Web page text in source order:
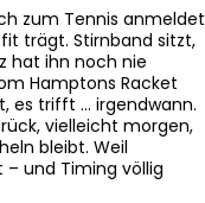
zum Tennis anmeldet
trägt. Stirnband sitzt,
hat ihn noch nie
Hamptons Racket
es trifft … irgendwann.
vielleicht morgen,
bleibt. Weil
– und Timing völlig